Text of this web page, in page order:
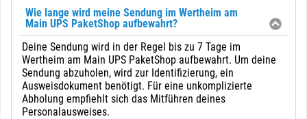
Wie lange wird meine Sendung im Wertheim am
Main UPS PaketShop aufbewahrt?
Deine Sendung wird in der Regel bis zu 7 Tage im
Wertheim am Main UPS PaketShop aufbewahrt. Um deine
Sendung abzuholen, wird zur Identifizierung, ein
Ausweisdokument benötigt. Für eine unkomplizierte
Abholung empfiehlt sich das Mitführen deines
Personalausweises.